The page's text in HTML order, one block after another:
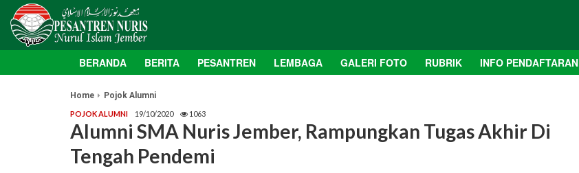
BERANDA BERITA PESANTREN LEMBAGA GALERI FOTO RUBRIK INFO PENDAFTARAN
Home Pojok Alumni
POJOK ALUMNI 19/10/2020 1063
Alumni SMA Nuris Jember, Rampungkan Tugas Akhir Di
Tengah Pendemi